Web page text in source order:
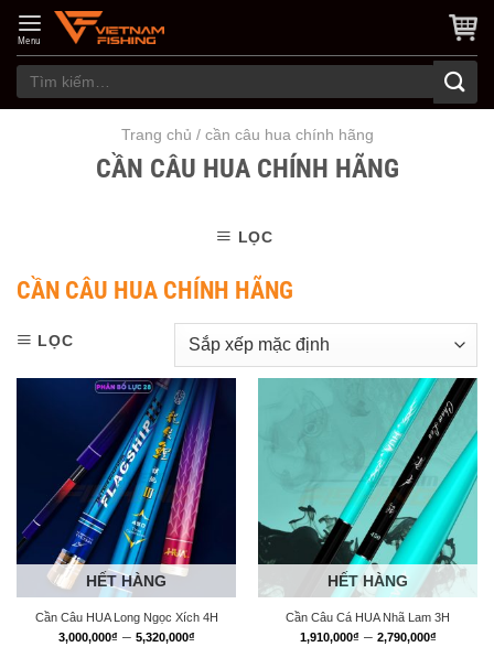
content
Menu
Tìm
kiếm:
Trang chủ / cần câu hua chính hãng
CẦN CÂU HUA CHÍNH HÃNG
LỌC
CẦN CÂU HUA CHÍNH HÃNG
LỌC
HẾT HÀNG
Cần Câu HUA Long Ngọc Xích 4H
3,000,000₫ – 5,320,000₫Khoảng
HẾT HÀNG
Cần Câu Cá HUA Nhã Lam 3H
1,910,000₫ – 2,790,000₫Khoảng